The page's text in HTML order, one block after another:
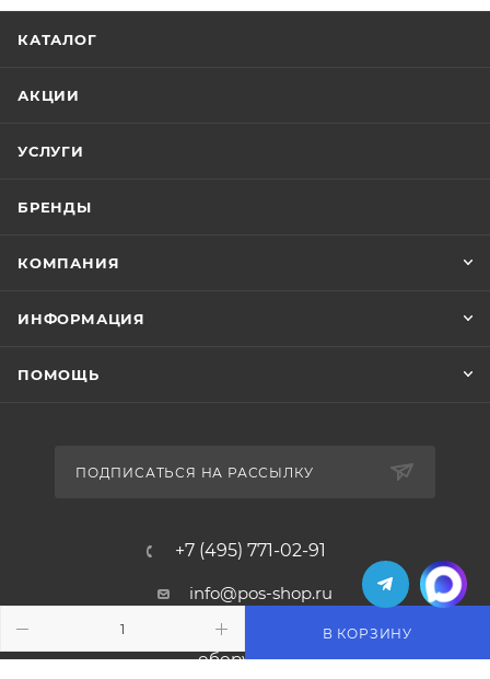
В КОРЗИНУ
КАТАЛОГ
АКЦИИ
УСЛУГИ
БРЕНДЫ
КОМПАНИЯ
ИНФОРМАЦИЯ
ПОМОЩЬ
ПОДПИСАТЬСЯ НА РАССЫЛКУ
+7 (495) 771-02-91
info@pos-shop.ru
Магазин Интелис торговое
оборудование